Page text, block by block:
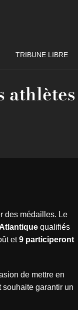
TRIBUNE LIBRE
athlètes
des médailles. Le
qualifiés
et9 participeront
de mettre en
souhaite garantir un